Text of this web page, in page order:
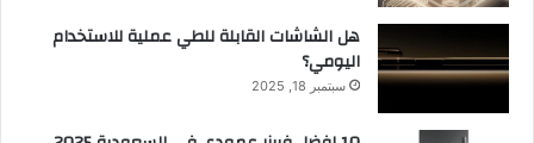
هل الشاشات القابلة للطي عملية للاستخدام
اليومي؟
سبتمبر 18, 2025